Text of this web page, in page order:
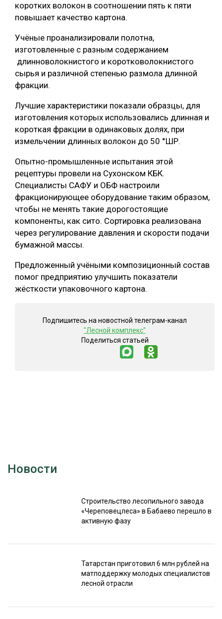
коротких волокон в соотношении пять к пяти
повышает качество картона.
Учёные проанализировали полотна,
изготовленные с разным содержанием
длинноволокнистого и коротковолокнистого
сырья и различной степенью размола длинной
фракции.
Лучшие характеристики показали образцы, для
изготовления которых использовались длинная и
короткая фракции в одинаковых долях, при
измельчении длинных волокон до 50 °ШР.
Опытно-промышленные испытания этой
рецептуры провели на Сухонском КБК.
Специалисты САФУ и ОБФ настроили
фракционирующее оборудование таким образом,
чтобы не менять такие дорогостоящие
компоненты, как сито. Сортировка реализована
через регулирование давления и скорости подачи
бумажной массы.
Предложенный учёными композиционный состав
помог предприятию улучшить показатели
жёсткости упаковочного картона.
Подпишитесь на новостной телеграм-канал
"Лесной комплекс"
Поделиться статьей
Новости
Строительство лесопильного завода
«Череповецлеса» в Бабаево перешло в
активную фазу
Татарстан приготовил 6 млн рублей на
матподдержку молодых специалистов
лесной отрасли